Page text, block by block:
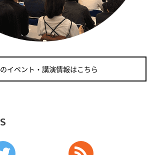
ー月間
イベント・講演情報はこちら